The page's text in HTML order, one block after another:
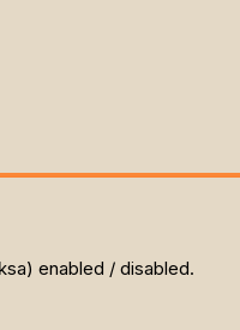
enabled / disabled.